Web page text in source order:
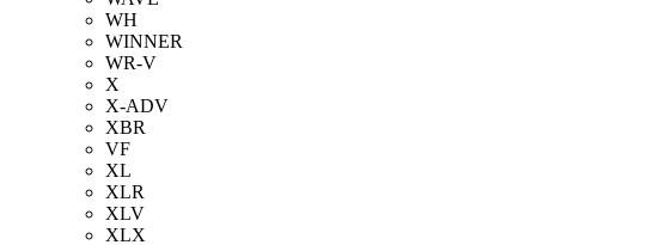
WH
WINNER
WR-V
X
X-ADV
XBR
VF
XL
XLR
XLV
XLX